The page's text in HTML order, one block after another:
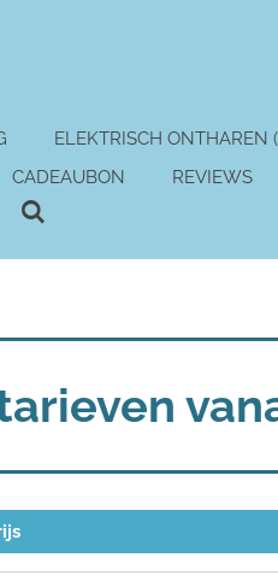
ELEKTRISCH ONTHAREN
CADEAUBON REVIEWS